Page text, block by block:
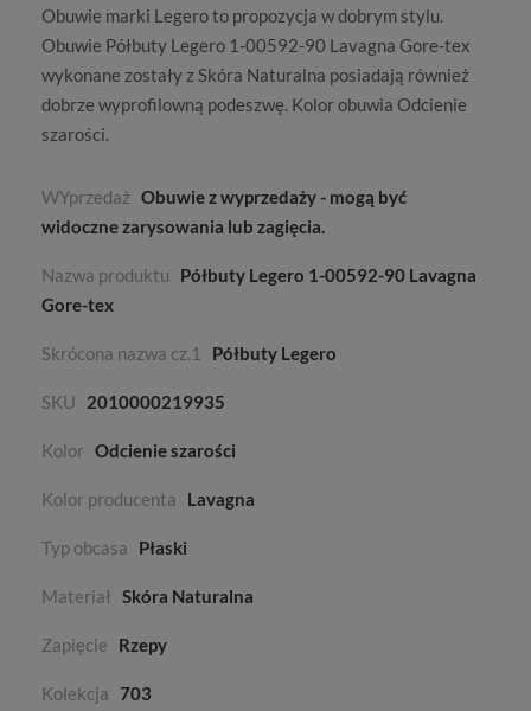
Obuwie marki Legeroto propozycja w dobrym stylu.
Obuwie Półbuty Legero 1-00592-90 Lavagna Gore-tex
wykonane zostały zSkóra Naturalna posiadają również
dobrze wyprofilowną podeszwę. Kolor obuwia Odcienie
szarości.
WYprzedaż Obuwie z wyprzedaży - mogą być
widoczne zarysowania lub zagięcia.
Nazwa produktu
Półbuty Legero 1-00592-90 Lavagna
Gore-tex
Skrócona nazwa cz.1 Półbuty Legero
SKU 2010000219935
Kolor Odcienie szarości
Kolor producenta Lavagna
Typ obcasa Płaski
Materiał Skóra Naturalna
Zapięcie Rzepy
Kolekcja 703